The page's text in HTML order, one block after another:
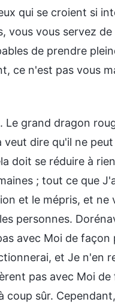
qui se croient si
vous vous servez de
de prendre
ce n'est pas vous
Le grand dragon
dire qu'il ne
doit se réduire à
; tout ce que
et le mépris, et ne
personnes.
avec Moi de façon
et Je n'en
pas avec Moi de
coup sûr.